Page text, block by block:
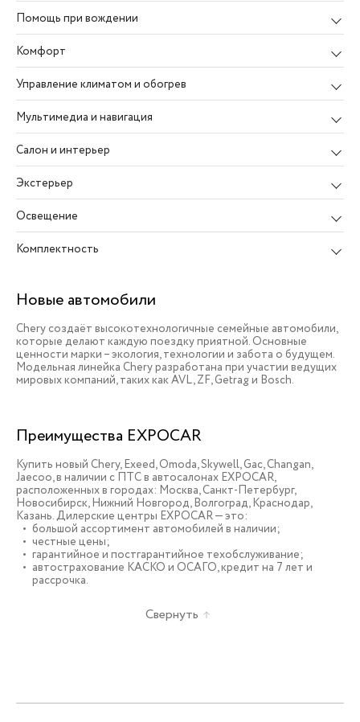
Помощь при вождении
Комфорт
Управление климатом и обогрев
Мультимедиа и навигация
Салон и интерьер
Экстерьер
Освещение
Комплектность
Новые автомобили
Chery создаёт высокотехнологичные семейные автомобили,
которые делают каждую поездку приятной. Основные
ценности марки – экология, технологии и забота о будущем.
Модельная линейка Chery разработана при участии ведущих
мировых компаний, таких как AVL, ZF, Getrag и Bosch.
Преимущества EXPOCAR
Купить новый Chery, Exeed, Omoda, Skywell, Gac, Changan,
Jaecoo, в наличии c ПТС в автосалонах EXPOCAR,
расположенных в городах: Москва, Санкт-Петербург,
Новосибирск, Нижний Новгород, Волгоград, Краснодар,
Казань. Дилерские центры EXPOCAR — это:
большой ассортимент автомобилей в наличии;
честные цены;
гарантийное и постгарантийное техобслуживание;
автострахование КАСКО и ОСАГО, кредит на 7 лет и
рассрочка.
Свернуть